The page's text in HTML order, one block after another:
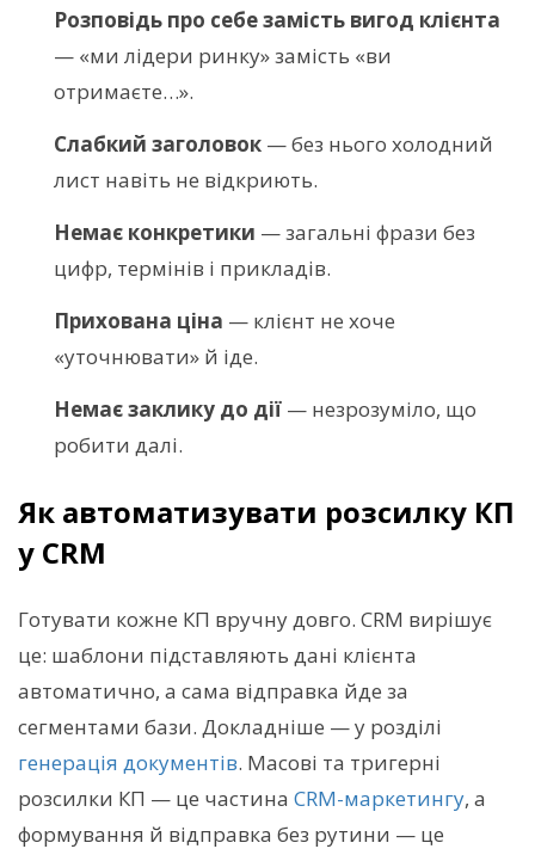
Розповідь про себе замість вигод клієнта
— «ми лідери ринку» замість «ви
отримаєте…».
Слабкий заголовок — без нього холодний
лист навіть не відкриють.
Немає конкретики — загальні фрази без
цифр, термінів і прикладів.
Прихована ціна — клієнт не хоче
«уточнювати» й іде.
Немає заклику до дії — незрозуміло, що
робити далі.
Як автоматизувати розсилку КП
у CRM
Готувати кожне КП вручну довго. CRM вирішує
це: шаблони підставляють дані клієнта
автоматично, а сама відправка йде за
сегментами бази. Докладніше — у розділі
генерація документів. Масові та тригерні
розсилки КП — це частина CRM-маркетингу, а
формування й відправка без рутини — це